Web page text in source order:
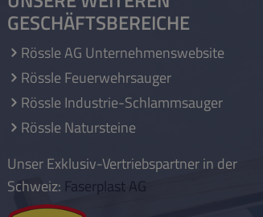
GESCHÄFTSBEREICHE
Rössle AG Unternehmenswebsite
Rössle Feuerwehrsauger
Rössle Industrie-Schlammsauger
Rössle Natursteine
Unser Exklusiv-Vertriebspartner in der
Schweiz: Faserplast AG